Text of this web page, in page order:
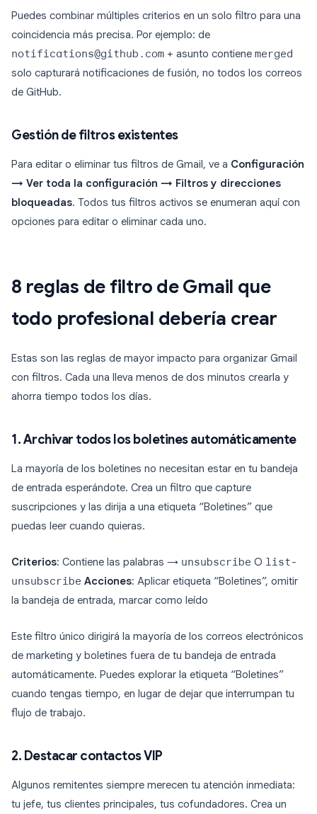
Puedes combinar múltiples criterios en un solo filtro para una
coincidencia más precisa. Por ejemplo: de
notifications@github.com + asunto contiene merged
solo capturará notificaciones de fusión, no todos los correos
de GitHub.
Gestión de filtros existentes
Para editar o eliminar tus filtros de Gmail, ve a Configuración
→ Ver toda la configuración → Filtros y direcciones
bloqueadas. Todos tus filtros activos se enumeran aquí con
opciones para editar o eliminar cada uno.
8 reglas de filtro de Gmail que
todo profesional debería crear
Estas son las reglas de mayor impacto para organizar Gmail
con filtros. Cada una lleva menos de dos minutos crearla y
ahorra tiempo todos los días.
1. Archivar todos los boletines automáticamente
La mayoría de los boletines no necesitan estar en tu bandeja
de entrada esperándote. Crea un filtro que capture
suscripciones y las dirija a una etiqueta “Boletines” que
puedas leer cuando quieras.
Criterios: Contiene las palabras → unsubscribe O list-
unsubscribe Acciones: Aplicar etiqueta “Boletines”, omitir
la bandeja de entrada, marcar como leído
Este filtro único dirigirá la mayoría de los correos electrónicos
de marketing y boletines fuera de tu bandeja de entrada
automáticamente. Puedes explorar la etiqueta “Boletines”
cuando tengas tiempo, en lugar de dejar que interrumpan tu
flujo de trabajo.
2. Destacar contactos VIP
Algunos remitentes siempre merecen tu atención inmediata:
tu jefe, tus clientes principales, tus cofundadores. Crea un